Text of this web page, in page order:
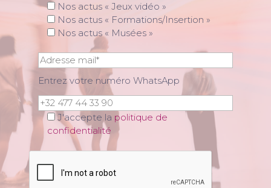
Nos actus « Jeux vidéo »
Nos actus « Formations/Insertion »
Nos actus « Musées »
Entrez votre numéro WhatsApp
J'accepte la politique de
confidentialité